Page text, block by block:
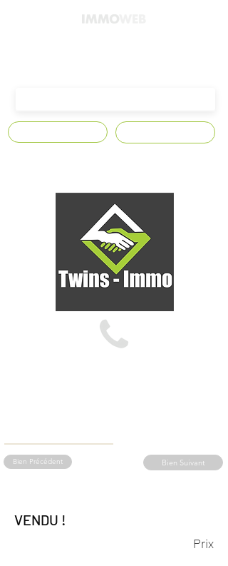
Bien Suivant
Bien Précédent
VENDU !
Prix